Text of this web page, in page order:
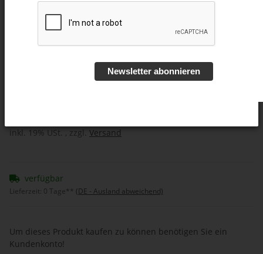
video DOWNLOAD
Kartentricks (Downloads)
inkl. 19% USt. , zzgl. Versand
verfügbar
Lieferzeit: 0 Tage** (DE - Ausland abweichend)
Um dieses Produkt kaufen zu können benötigen Sie ein
Kundenkonto!
Newsletter abonnieren